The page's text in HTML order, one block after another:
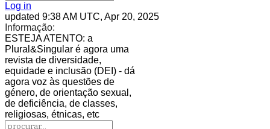
Log in
updated 9:38 AM UTC, Apr 20, 2025
Informação:
ESTEJA ATENTO: a
Plural&Singular é agora uma
revista de diversidade,
equidade e inclusão (DEI) - dá
agora voz às questões de
género, de orientação sexual,
de deficiência, de classes,
religiosas, étnicas, etc